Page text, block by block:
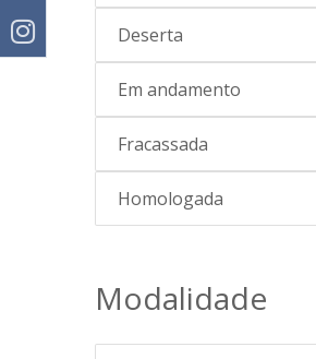
Deserta
Em andamento
Fracassada
Homologada
Modalidade